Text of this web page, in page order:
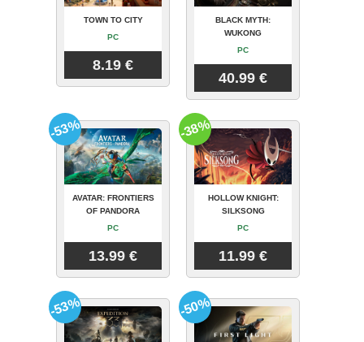
TOWN TO CITY
PC
8.19 €
BLACK MYTH:
WUKONG
PC
40.99 €
AVATAR: FRONTIERS
OF PANDORA
PC
13.99 €
-53%
HOLLOW KNIGHT:
SILKSONG
PC
11.99 €
-38%
-53% -50%